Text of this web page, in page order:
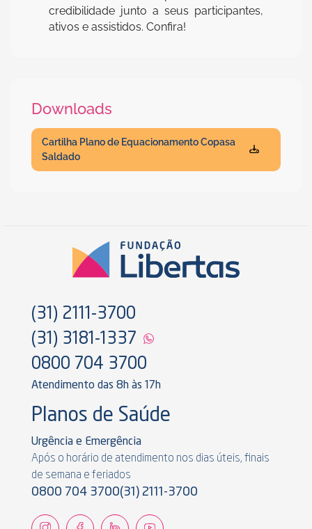
credibilidade junto a seus participantes,
ativos e assistidos. Confira!
Downloads
Cartilha Plano de Equacionamento Copasa
Saldado
(31) 2111-3700
(31) 3181-1337
0800 704 3700
Atendimento das 8h às 17h
Planos de Saúde
Urgência e Emergência
Após o horário de atendimento nos dias úteis, finais
de semana e feriados
0800 704 3700(31) 2111-3700